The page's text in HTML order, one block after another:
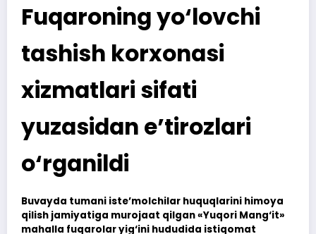
Fuqaroning yo‘lovchi
tashish korxonasi
xizmatlari sifati
yuzasidan e’tirozlari
o‘rganildi
Buvayda tumani iste’molchilar huquqlarini himoya
qilish jamiyatiga murojaat qilgan «Yuqori Mang‘it»
mahalla fuqarolar yig‘ini hududida istiqomat